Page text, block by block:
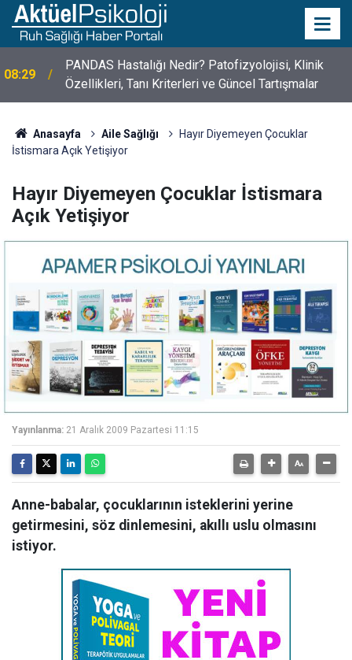
10:30
10 Mayıs Psikologlar Günü Nasıl Ortaya Çıktı? 10
Mayıs Tarihinin Hikayesi
Anasayfa Aile Sağlığı
Hayır Diyemeyen Çocuklar
İstismara Açık Yetişiyor
Hayır Diyemeyen Çocuklar İstismara
Açık Yetişiyor
Yayınlanma: 21 Aralık 2009 Pazartesi 11:15
Anne-babalar, çocuklarının isteklerini yerine
getirmesini, söz dinlemesini, akıllı uslu olmasını
istiyor.